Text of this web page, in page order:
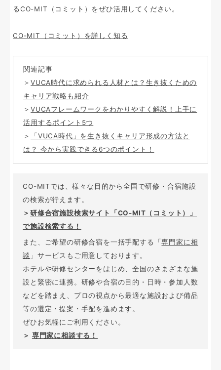
るCO-MIT（コミット）をぜひ活用してください。
CO-MIT（コミット）を詳しく知る
関連記事
＞VUCA時代に求められる人材とは？生き抜くための
キャリア戦略も紹介
＞VUCAフレームワークをわかりやすく解説！上手に
活用するポイント5つ
＞
「VUCA時代」を生き抜くキャリア形成の方法と
は？ 今から実践できる6つのポイント！
CO-MITでは、様々な目的から全国で研修・合宿施設
の検索が行えます。
＞研修合宿施設検索サイト「CO-MIT（コミット）」
で施設検索する！
また、ご希望の研修合宿を一括手配する「専門家に相
談 」サービスもご用意しております。
ホテルや研修センターをはじめ、全国のさまざまな施
設と緊密に連携。研修や合宿の目的・日時・参加人数
などを踏まえ、プロの視点から最適な施設および備品
等の選定・提案・手配を進めます。
ぜひお気軽にご利用ください。
＞ 専門家に相談する！